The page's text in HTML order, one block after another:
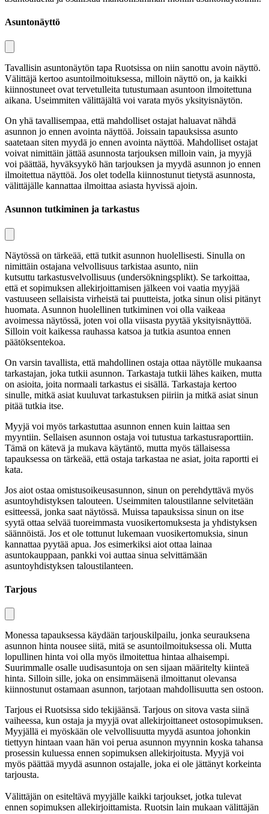
Asuntonäyttö
Tavallisin asuntonäytön tapa Ruotsissa on niin sanottu avoin näyttö.
Välittäjä kertoo asuntoilmoituksessa, milloin näyttö on, ja kaikki
kiinnostuneet ovat tervetulleita tutustumaan asuntoon ilmoitettuna
aikana. Useimmiten välittäjältä voi varata myös yksityisnäytön.
On yhä tavallisempaa, että mahdolliset ostajat haluavat nähdä
asunnon jo ennen avointa näyttöä. Joissain tapauksissa asunto
saatetaan siten myydä jo ennen avointa näyttöä. Mahdolliset ostajat
voivat nimittäin jättää asunnosta tarjouksen milloin vain, ja myyjä
voi päättää, hyväksyykö hän tarjouksen ja myydä asunnon jo ennen
ilmoitettua näyttöä. Jos olet todella kiinnostunut tietystä asunnosta,
välittäjälle kannattaa ilmoittaa asiasta hyvissä ajoin.
Asunnon tutkiminen ja tarkastus
Näytössä on tärkeää, että tutkit asunnon huolellisesti. Sinulla on
nimittäin ostajana velvollisuus tarkistaa asunto, niin
kutsuttu tarkastusvelvollisuus (undersökningsplikt). Se tarkoittaa,
että et sopimuksen allekirjoittamisen jälkeen voi vaatia myyjää
vastuuseen sellaisista virheistä tai puutteista, jotka sinun olisi pitänyt
huomata. Asunnon huolellinen tutkiminen voi olla vaikeaa
avoimessa näytössä, joten voi olla viisasta pyytää yksityisnäyttöä.
Silloin voit kaikessa rauhassa katsoa ja tutkia asuntoa ennen
päätöksentekoa.
On varsin tavallista, että mahdollinen ostaja ottaa näytölle mukaansa
tarkastajan, joka tutkii asunnon. Tarkastaja tutkii lähes kaiken, mutta
on asioita, joita normaali tarkastus ei sisällä. Tarkastaja kertoo
sinulle, mitkä asiat kuuluvat tarkastuksen piiriin ja mitkä asiat sinun
pitää tutkia itse.
Myyjä voi myös tarkastuttaa asunnon ennen kuin laittaa sen
myyntiin. Sellaisen asunnon ostaja voi tutustua tarkastusraporttiin.
Tämä on kätevä ja mukava käytäntö, mutta myös tällaisessa
tapauksessa on tärkeää, että ostaja tarkastaa ne asiat, joita raportti ei
kata.
Jos aiot ostaa omistusoikeusasunnon, sinun on perehdyttävä myös
asuntoyhdistyksen talouteen. Useimmiten taloustilanne selvitetään
esitteessä, jonka saat näytössä. Muissa tapauksissa sinun on itse
syytä ottaa selvää tuoreimmasta vuosikertomuksesta ja yhdistyksen
säännöistä. Jos et ole tottunut lukemaan vuosikertomuksia, sinun
kannattaa pyytää apua. Jos esimerkiksi aiot ottaa lainaa
asuntokauppaan, pankki voi auttaa sinua selvittämään
asuntoyhdistyksen taloustilanteen.
Tarjous
Monessa tapauksessa käydään tarjouskilpailu, jonka seurauksena
asunnon hinta nousee siitä, mitä se asuntoilmoituksessa oli. Mutta
lopullinen hinta voi olla myös ilmoitettua hintaa alhaisempi.
Suurimmalle osalle uudisasuntoja on sen sijaan määritelty kiinteä
hinta. Silloin sille, joka on ensimmäisenä ilmoittanut olevansa
kiinnostunut ostamaan asunnon, tarjotaan mahdollisuutta sen ostoon.
Tarjous ei Ruotsissa sido tekijäänsä. Tarjous on sitova vasta siinä
vaiheessa, kun ostaja ja myyjä ovat allekirjoittaneet ostosopimuksen.
Myyjällä ei myöskään ole velvollisuutta myydä asuntoa johonkin
tiettyyn hintaan vaan hän voi perua asunnon myynnin koska tahansa
prosessin kuluessa ennen sopimuksen allekirjoitusta. Myyjä voi
myös päättää myydä asunnon ostajalle, joka ei ole jättänyt korkeinta
tarjousta.
Välittäjän on esiteltävä myyjälle kaikki tarjoukset, jotka tulevat
ennen sopimuksen allekirjoittamista. Ruotsin lain mukaan välittäjän